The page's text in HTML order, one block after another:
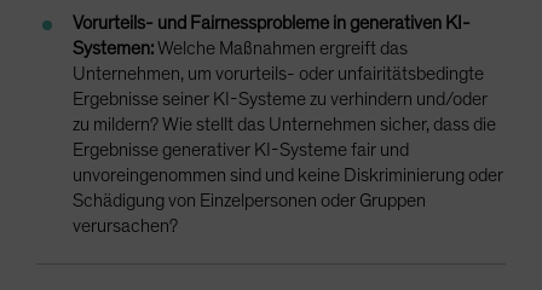
Vorurteils- und Fairnessprobleme in generativen KI-
Systemen:Welche Maßnahmen ergreift das
Unternehmen, um vorurteils- oder unfairitätsbedingte
Ergebnisse seiner KI-Systeme zu verhindern und/oder
zu mildern? Wie stellt das Unternehmen sicher, dass die
Ergebnisse generativer KI-Systeme fair und
unvoreingenommen sind und keine Diskriminierung oder
Schädigung von Einzelpersonen oder Gruppen
verursachen?